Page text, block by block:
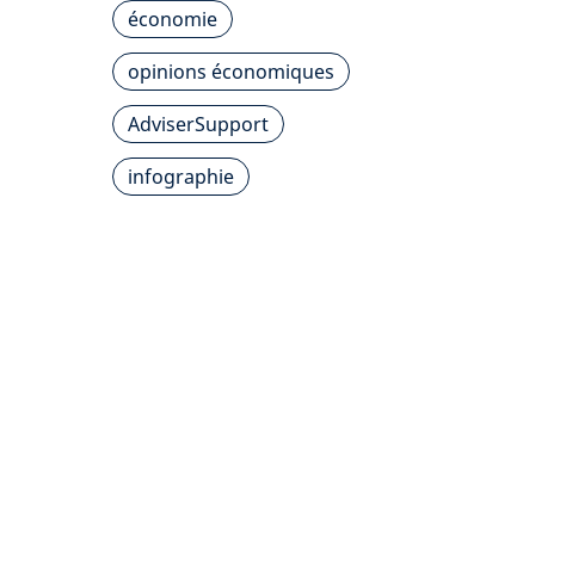
économie
opinions économiques
AdviserSupport
infographie